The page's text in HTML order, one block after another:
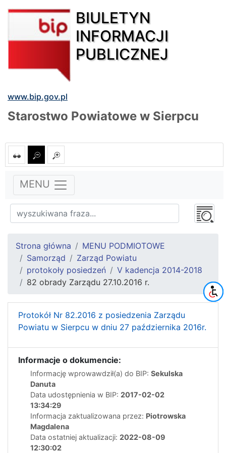
BIULETYN
INFORMACJI
PUBLICZNEJ
www.bip.gov.pl
Starostwo Powiatowe w Sierpcu
MENU
Strona główna
MENU PODMIOTOWE
Samorząd
Zarząd Powiatu
protokoły posiedzeń
V kadencja 2014-2018
82 obrady Zarządu 27.10.2016 r.
Protokół Nr 82.2016 z posiedzenia Zarządu
Powiatu w Sierpcu w dniu 27 października 2016r.
Informacje o dokumencie:
Informację wprowawdził(a) do BIP: Sekulska
Danuta
Data udostępnienia w BIP: 2017-02-02
13:34:29
Informacja zaktualizowana przez: Piotrowska
Magdalena
Data ostatniej aktualizacji: 2022-08-09
12:30:02